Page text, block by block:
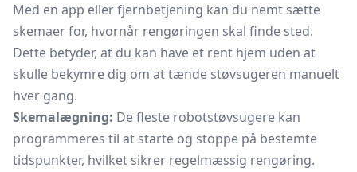
Med en app eller fjernbetjening kan du nemt sætte
skemaer for, hvornår rengøringen skal finde sted.
Dette betyder, at du kan have et rent hjem uden at
skulle bekymre dig om at tænde støvsugeren manuelt
hver gang.
Skemalægning: De fleste robotstøvsugere kan
programmeres til at starte og stoppe på bestemte
tidspunkter, hvilket sikrer regelmæssig rengøring.